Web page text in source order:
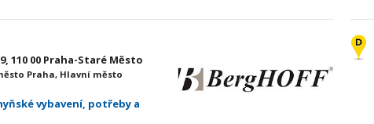
110 00 Praha-Staré Město
Praha, Hlavní město
vybavení, potřeby a